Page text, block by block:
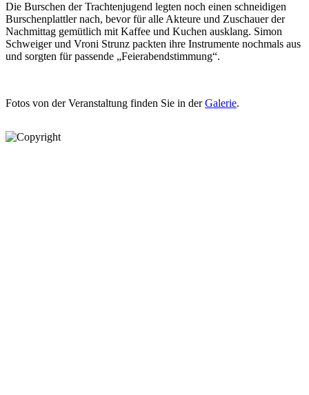
Die Burschen der Trachtenjugend legten noch einen schneidigen
Burschenplattler nach, bevor für alle Akteure und Zuschauer der
Nachmittag gemütlich mit Kaffee und Kuchen ausklang. Simon
Schweiger und Vroni Strunz packten ihre Instrumente nochmals aus
und sorgten für passende „Feierabendstimmung“.
Fotos von der Veranstaltung finden Sie in derGalerie.